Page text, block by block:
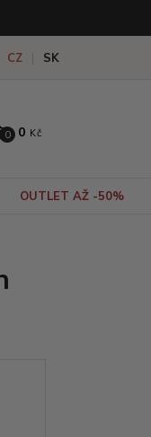
CZ SK
0 0 Kč
OUTLET AŽ -50%